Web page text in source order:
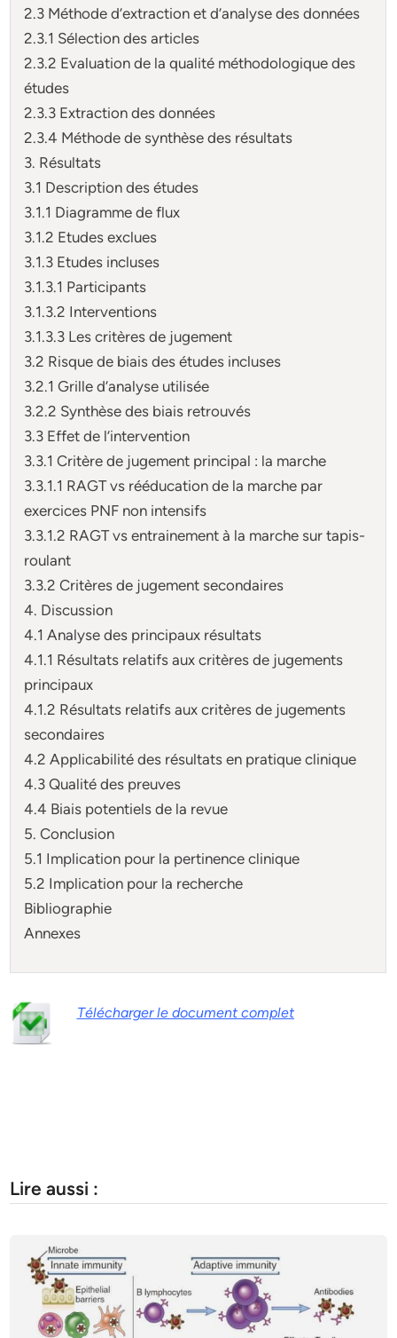
2.3 Méthode d’extraction et d’analyse des données
2.3.1 Sélection des articles
2.3.2 Evaluation de la qualité méthodologique des
études
2.3.3 Extraction des données
2.3.4 Méthode de synthèse des résultats
3. Résultats
3.1 Description des études
3.1.1 Diagramme de flux
3.1.2 Etudes exclues
3.1.3 Etudes incluses
3.1.3.1 Participants
3.1.3.2 Interventions
3.1.3.3 Les critères de jugement
3.2 Risque de biais des études incluses
3.2.1 Grille d’analyse utilisée
3.2.2 Synthèse des biais retrouvés
3.3 Effet de l’intervention
3.3.1 Critère de jugement principal : la marche
3.3.1.1 RAGT vs rééducation de la marche par
exercices PNF non intensifs
3.3.1.2 RAGT vs entrainement à la marche sur tapis-
roulant
3.3.2 Critères de jugement secondaires
4. Discussion
4.1 Analyse des principaux résultats
4.1.1 Résultats relatifs aux critères de jugements
principaux
4.1.2 Résultats relatifs aux critères de jugements
secondaires
4.2 Applicabilité des résultats en pratique clinique
4.3 Qualité des preuves
4.4 Biais potentiels de la revue
5. Conclusion
5.1 Implication pour la pertinence clinique
5.2 Implication pour la recherche
Bibliographie
Annexes
Télécharger le document complet
Lire aussi :